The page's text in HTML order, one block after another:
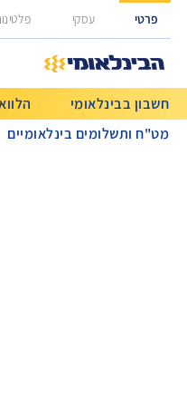
גישה ישירה לכפתור כניסה לחשבונך
פרטי עסקי
חשבון בבינלאומי
מט"ח ותשלומים בינלאומיים